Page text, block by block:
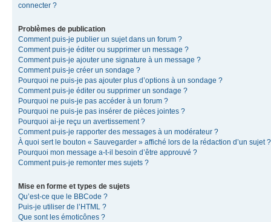
connecter ?
Problèmes de publication
Comment puis-je publier un sujet dans un forum ?
Comment puis-je éditer ou supprimer un message ?
Comment puis-je ajouter une signature à un message ?
Comment puis-je créer un sondage ?
Pourquoi ne puis-je pas ajouter plus d’options à un sondage ?
Comment puis-je éditer ou supprimer un sondage ?
Pourquoi ne puis-je pas accéder à un forum ?
Pourquoi ne puis-je pas insérer de pièces jointes ?
Pourquoi ai-je reçu un avertissement ?
Comment puis-je rapporter des messages à un modérateur ?
À quoi sert le bouton « Sauvegarder » affiché lors de la rédaction d’un sujet ?
Pourquoi mon message a-t-il besoin d’être approuvé ?
Comment puis-je remonter mes sujets ?
Mise en forme et types de sujets
Qu’est-ce que le BBCode ?
Puis-je utiliser de l’HTML ?
Que sont les émoticônes ?